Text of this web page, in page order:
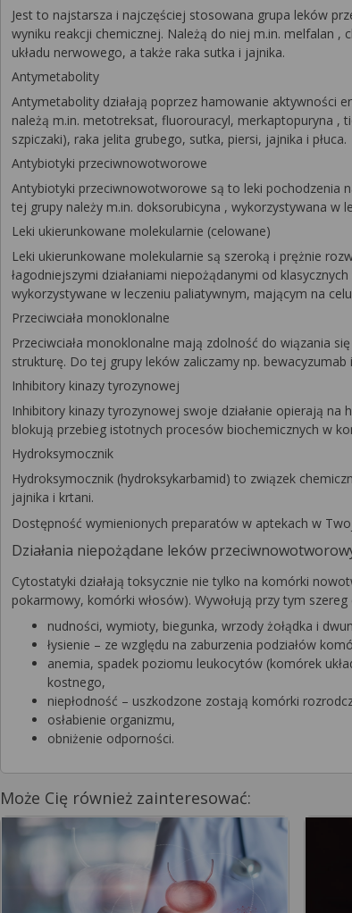
Jest to najstarsza i najczęściej stosowana grupa leków
wyniku reakcji chemicznej. Należą do niej m.in. melfalan ,
układu nerwowego, a także raka sutka i jajnika.
Antymetabolity
Antymetabolity działają poprzez hamowanie aktywności
należą m.in. metotreksat, fluorouracyl, merkaptopuryna ,
szpiczaki), raka jelita grubego, sutka, piersi, jajnika i płuca.
Antybiotyki przeciwnowotworowe
Antybiotyki przeciwnowotworowe są to leki pochodzenia
tej grupy należy m.in. doksorubicyna , wykorzystywana w
Leki ukierunkowane molekularnie (celowane)
Leki ukierunkowane molekularnie są szeroką i prężnie
łagodniejszymi działaniami niepożądanymi od
wykorzystywane w leczeniu paliatywnym, mającym na
Przeciwciała monoklonalne
Przeciwciała monoklonalne mają zdolność do wiązania
strukturę. Do tej grupy leków zaliczamy np.
Inhibitory kinazy tyrozynowej
Inhibitory kinazy tyrozynowej swoje działanie opierają
blokują przebieg istotnych procesów biochemicznych w
Hydroksymocznik
Hydroksymocznik (hydroksykarbamid) to związek
jajnika i krtani.
Dostępność wymienionych preparatów w aptekach w
Działania niepożądane leków
Cytostatyki działają toksycznie nie tylko na komórki
pokarmowy, komórki włosów). Wywołują przy tym
nudności, wymioty, biegunka, wrzody żołądka i
łysienie – ze względu na zaburzenia podziałów
anemia, spadek poziomu leukocytów (komórek
kostnego,
niepłodność – uszkodzone zostają komórki
osłabienie organizmu,
obniżenie odporności.
Może Cię również zainteresować: